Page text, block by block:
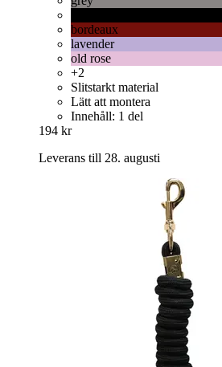
bordeaux
lavender
old rose
+2
Slitstarkt material
Lätt att montera
Innehåll: 1 del
194 kr
Leverans till 28. augusti